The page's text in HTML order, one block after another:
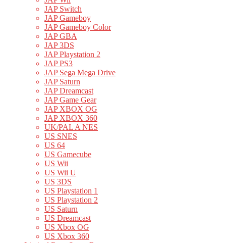
JAP Switch
JAP Gameboy
JAP Gameboy Color
JAP GBA
JAP 3DS
JAP Playstation 2
JAP PS3
JAP Sega Mega Drive
JAP Saturn
JAP Dreamcast
JAP Game Gear
JAP XBOX OG
JAP XBOX 360
UK/PAL A NES
US SNES
US 64
US Gamecube
US Wii
US Wii U
US 3DS
US Playstation 1
US Playstation 2
US Saturn
US Dreamcast
US Xbox OG
US Xbox 360